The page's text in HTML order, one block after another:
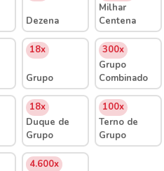
Dezena
Milhar
Centena
18x
Grupo
300x
Grupo
Combinado
18x
Duque de
Grupo
100x
Terno de
Grupo
4.600x